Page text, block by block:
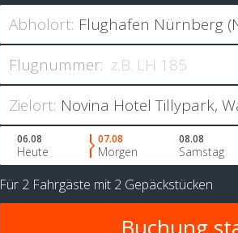
Abholort:
Flugnummer:
Zielort:
06.08
Heute
07.08
Morgen
08.08
Samstag
Für 2 Fahrgäste mit 2 Gepäckstücken